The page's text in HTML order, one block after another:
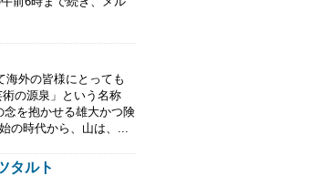
海外の皆様にとっても
の源泉」という名称
を抱かせる雄大かつ険
の時代から、山は、...
タルト